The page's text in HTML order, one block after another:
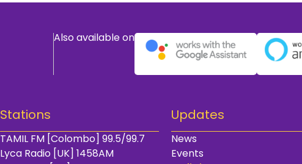
Also available on
Stations
TAMIL FM [Colombo] 99.5/99.7
Lyca Radio [UK] 1458AM
Updates
News
Events